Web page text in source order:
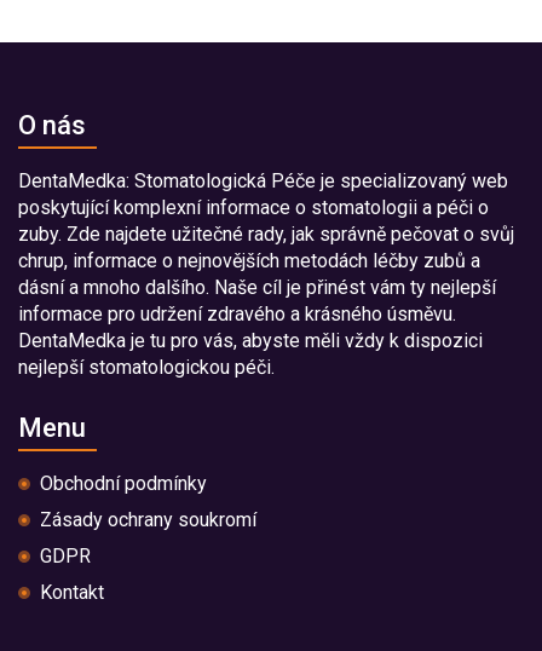
O nás
DentaMedka: Stomatologická Péče je specializovaný web
poskytující komplexní informace o stomatologii a péči o
zuby. Zde najdete užitečné rady, jak správně pečovat o svůj
chrup, informace o nejnovějších metodách léčby zubů a
dásní a mnoho dalšího. Naše cíl je přinést vám ty nejlepší
informace pro udržení zdravého a krásného úsměvu.
DentaMedka je tu pro vás, abyste měli vždy k dispozici
nejlepší stomatologickou péči.
Menu
Obchodní podmínky
Zásady ochrany soukromí
GDPR
Kontakt